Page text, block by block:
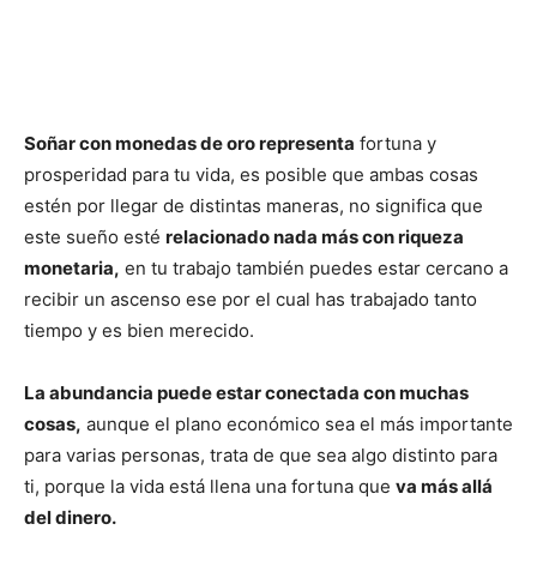
Soñar con monedas de oro representa fortuna y
prosperidad para tu vida, es posible que ambas cosas
estén por llegar de distintas maneras, no significa que
este sueño esté relacionado nada más con riqueza
monetaria, en tu trabajo también puedes estar cercano a
recibir un ascenso ese por el cual has trabajado tanto
tiempo y es bien merecido.
La abundancia puede estar conectada con muchas
cosas, aunque el plano económico sea el más importante
para varias personas, trata de que sea algo distinto para
ti, porque la vida está llena una fortuna que va más allá
del dinero.